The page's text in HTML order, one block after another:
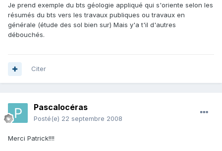
Je prend exemple du bts géologie appliqué qui s'oriente selon les
résumés du bts vers les travaux publiques ou travaux en
générale (étude des sol bien sur) Mais y'a t'il d'autres
débouchés.
Citer
Pascalocéras
Posté(e) 22 septembre 2008
Merci Patrick!!!!